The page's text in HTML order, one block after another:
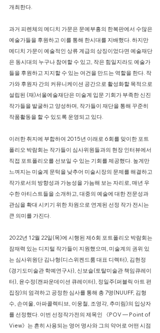
개최한다.
과거 피렌체의 메디치 가문은 문예부흥의 한복판에서 수많은
예술가들을 후원하고 이를 통해 한시대를 지배했다. 하지만
메디치 가문이 예술적인 상류 계급의 상징이었다면 예술재단
은 동시대의 누구나 참여할 수 있고, 작은 힘일지라도 예술가
들을 후원하고 지지할 수 있는 여건을 만드는 역할을 한다. 작
가와 후원자 간의 커뮤니케이션 공간으로 활성화할 목적으로
설립된 (재)서울에술재단은 미술계 입문 기회가 부족한 신진
작가들을 발굴하고 양성하며, 작가들이 재단을 통해 꾸준히
작품활동을 할 수 있도록 운영되고 있다.
이러한 취지에 부합하여 2015년 이래로 6회를 맞이한 포트
폴리오 박람회는 작가들이 심사위원들과의 현장 인터뷰에서
직접 포트폴리오를 선보일 수 있는 기회를 제공했다. 높게만
느껴지는 미술계 문턱을 낮추어 미술시장의 문제를 해결하고
작가로서의 방향성과 가능성을 가늠해 보는 자리로, 매년 우
수한 아티스트들을 소개하고, 대중의 예술에 대한 전문성과
관심을 확대 시키기 위한 차원으로 연계된 선정 작가 전시는
큰 의미를 가진다.
2022년 12월 22일(목)에 시행된 제6회 포트폴리오 박람회는
잠재력 있는 디지털 작가들이 지원했으며, 미술계의 권위 있
는 심사위원단 김나형(디스위켄드룸 대표 디렉터), 김현정
(경기도미술관 학예연구사), 신보슬(토탈미술관 책임큐레이
터), 윤수정(캔파운데이션 큐레이터), 정일주(퍼블릭 아트 편
집장)의 엄격하고 공정한 심사를 통해 총 7명(NUUFF, 김형
수, 손여울, 아파콜렉티브, 이웅철, 조영각, 추미림)의 입상자
를 선정했다. 이번 선정작가전의 제목인 《POV — Point of
View》는 흔히 사용되는 영어 명사와 그의 약어로 어떤 시점